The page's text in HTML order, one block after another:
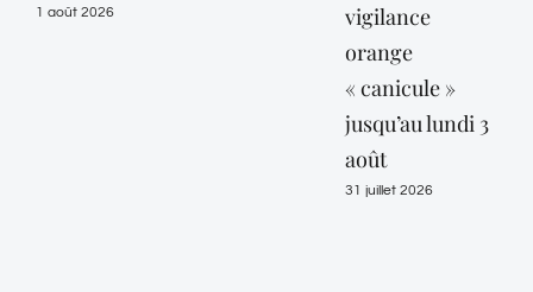
1 août 2026
vigilance
orange
« canicule »
jusqu’au lundi 3
août
31 juillet 2026